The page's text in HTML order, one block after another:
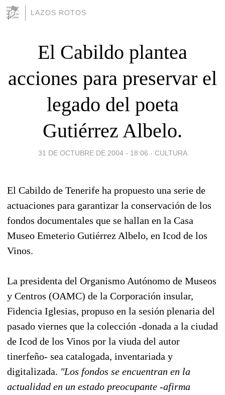
LAZOS ROTOS
El Cabildo plantea
acciones para preservar el
legado del poeta
Gutiérrez Albelo.
31 DE OCTUBRE DE 2004 - 18:06 - CULTURA
El Cabildo de Tenerife ha propuesto una serie de
actuaciones para garantizar la conservación de los
fondos documentales que se hallan en la Casa
Museo Emeterio Gutiérrez Albelo, en Icod de los
Vinos.
La presidenta del Organismo Autónomo de Museos
y Centros (OAMC) de la Corporación insular,
Fidencia Iglesias, propuso en la sesión plenaria del
pasado viernes que la colección -donada a la ciudad
de Icod de los Vinos por la viuda del autor
tinerfeño- sea catalogada, inventariada y
digitalizada. "Los fondos se encuentran en la
actualidad en un estado preocupante -afirma